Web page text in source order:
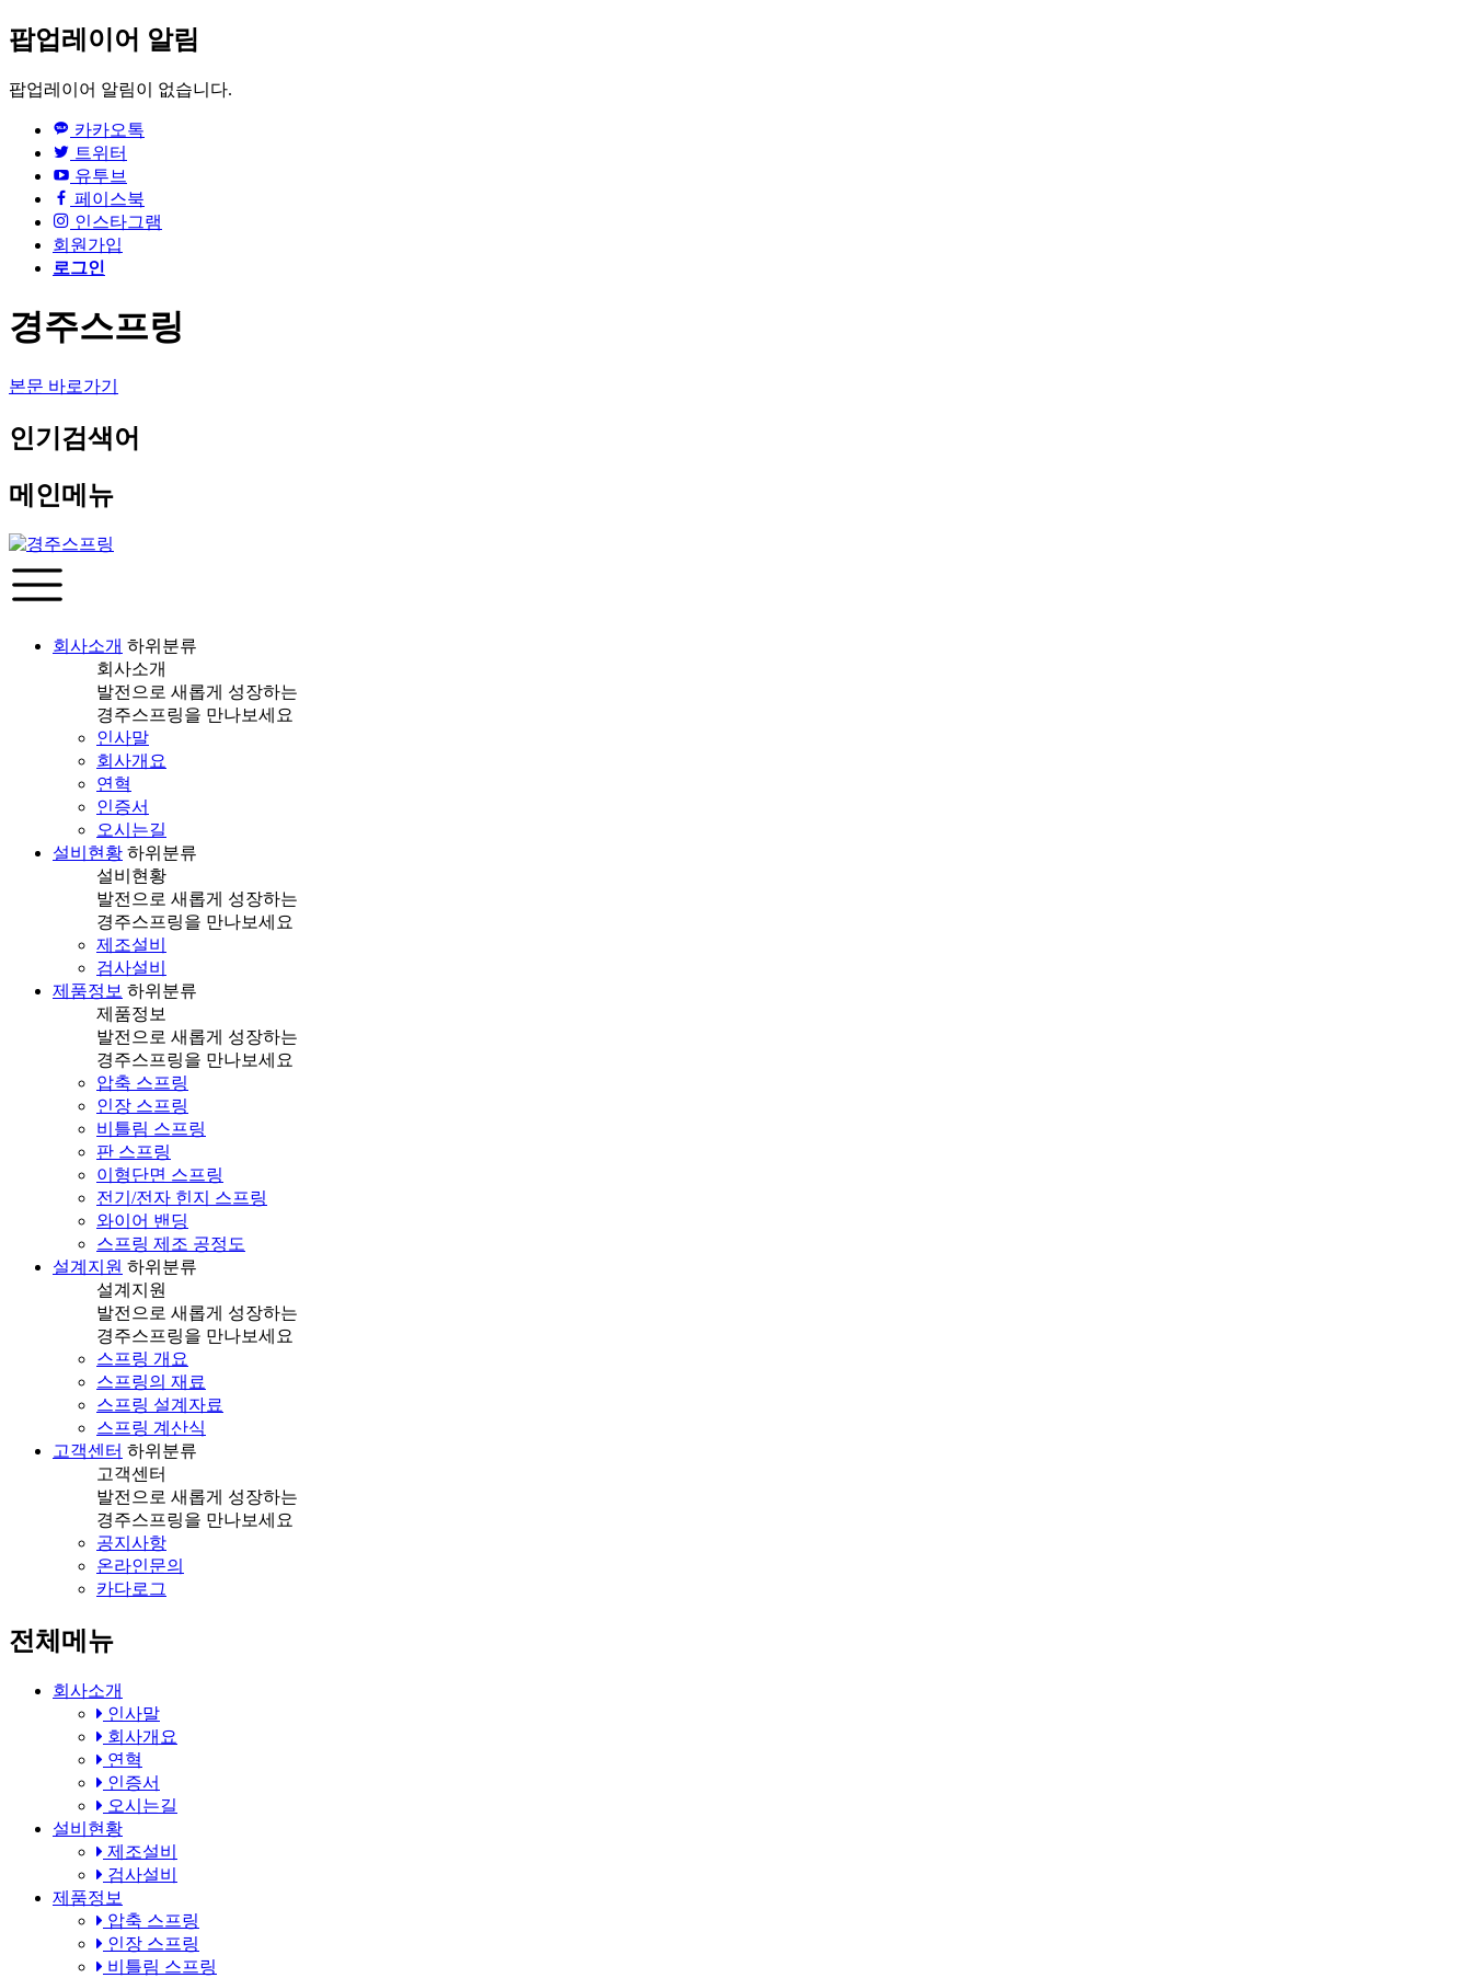
팝업레이어 알림
팝업레이어 알림이 없습니다.
카카오톡
트위터
유투브
페이스북
인스타그램
회원가입
로그인
경주스프링
본문 바로가기
인기검색어
메인메뉴
회사소개 하위분류
회사소개
발전으로 새롭게 성장하는
경주스프링을 만나보세요
인사말
회사개요
연혁
인증서
오시는길
설비현황 하위분류
설비현황
발전으로 새롭게 성장하는
경주스프링을 만나보세요
제조설비
검사설비
제품정보 하위분류
제품정보
발전으로 새롭게 성장하는
경주스프링을 만나보세요
압축 스프링
인장 스프링
비틀림 스프링
판 스프링
이형단면 스프링
전기/전자 힌지 스프링
와이어 밴딩
스프링 제조 공정도
설계지원 하위분류
설계지원
발전으로 새롭게 성장하는
경주스프링을 만나보세요
스프링 개요
스프링의 재료
스프링 설계자료
스프링 계산식
고객센터 하위분류
고객센터
발전으로 새롭게 성장하는
경주스프링을 만나보세요
공지사항
온라인문의
카다로그
전체메뉴
회사소개
인사말
회사개요
연혁
인증서
오시는길
설비현황
제조설비
검사설비
제품정보
압축 스프링
인장 스프링
비틀림 스프링